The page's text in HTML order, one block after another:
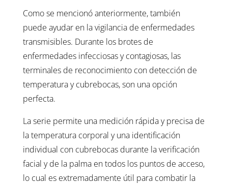
Como se mencionó anteriormente, también
puede ayudar en la vigilancia de enfermedades
transmisibles. Durante los brotes de
enfermedades infecciosas y contagiosas, las
terminales de reconocimiento con detección de
temperatura y cubrebocas, son una opción
perfecta.
La serie permite una medición rápida y precisa de
la temperatura corporal y una identificación
individual con cubrebocas durante la verificación
facial y de la palma en todos los puntos de acceso,
lo cual es extremadamente útil para combatir la